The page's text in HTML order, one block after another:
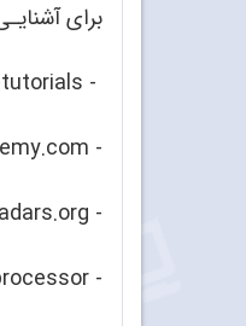
برای
- http://aradars.org/how-to-learn/free-php-programming-tutorials
- http://sokanacademy.com
- http:// faradars.org
- http://PHP:Hypertext Preprocessor